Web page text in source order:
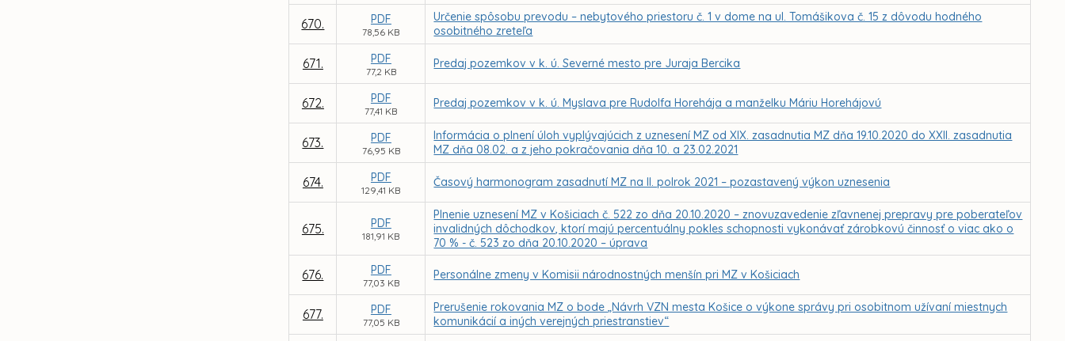
670. PDF
78,56 KB
Určenie spôsobu prevodu – nebytového priestoru č. 1 v dome na ul. Tomášikova č. 15 z dôvodu hodného
osobitného zreteľa
671. PDF
77,2 KB
Predaj pozemkov v k. ú. Severné mesto pre Juraja Bercika
672. PDF
77,41 KB
Predaj pozemkov v k. ú. Myslava pre Rudolfa Horehája a manželku Máriu Horehájovú
673. PDF
76,95 KB
Informácia o plnení úloh vyplývajúcich z uznesení MZ od XIX. zasadnutia MZ dňa 19.10.2020 do XXII. zasadnutia
MZ dňa 08.02. a z jeho pokračovania dňa 10. a 23.02.2021
674. PDF
129,41 KB
Časový harmonogram zasadnutí MZ na II. polrok 2021 – pozastavený výkon uznesenia
675. PDF
181,91 KB
Plnenie uznesení MZ v Košiciach č. 522 zo dňa 20.10.2020 – znovuzavedenie zľavnenej prepravy pre poberateľov
invalidných dôchodkov, ktorí majú percentuálny pokles schopnosti vykonávať zárobkovú činnosť o viac ako o
70 % - č. 523 zo dňa 20.10.2020 – úprava
676. PDF
77,03 KB
Personálne zmeny v Komisii národnostných menšín pri MZ v Košiciach
677. PDF
77,05 KB
Prerušenie rokovania MZ o bode „Návrh VZN mesta Košice o výkone správy pri osobitnom užívaní miestnych
komunikácií a iných verejných priestranstiev“